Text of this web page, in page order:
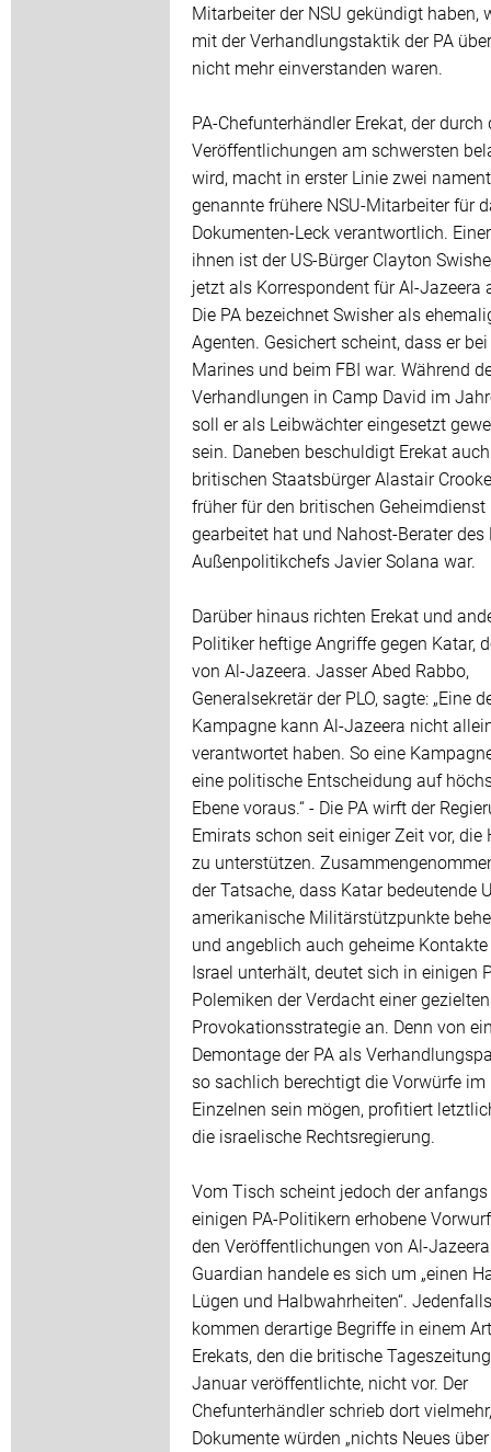
Mitarbeiter der NSU gekündigt haben,
mit der Verhandlungstaktik der PA
nicht mehr einverstanden waren.
PA-Chefunterhändler Erekat, der durch
Veröffentlichungen am schwersten
wird, macht in erster Linie zwei
genannte frühere NSU-Mitarbeiter für
Dokumenten-Leck verantwortlich.
ihnen ist der US-Bürger Clayton
jetzt als Korrespondent für Al-Jazeera
Die PA bezeichnet Swisher als
Agenten. Gesichert scheint, dass er
Marines und beim FBI war. Während
Verhandlungen in Camp David im
soll er als Leibwächter eingesetzt
sein. Daneben beschuldigt Erekat
britischen Staatsbürger Alastair
früher für den britischen Geheimdienst
gearbeitet hat und Nahost-Berater des
Außenpolitikchefs Javier Solana war.
Darüber hinaus richten Erekat und
Politiker heftige Angriffe gegen Katar,
von Al-Jazeera. Jasser Abed Rabbo,
Generalsekretär der PLO, sagte: „Eine
Kampagne kann Al-Jazeera nicht
verantwortet haben. So eine
eine politische Entscheidung auf
Ebene voraus.“ - Die PA wirft der
Emirats schon seit einiger Zeit vor, die
zu unterstützen.
der Tatsache, dass Katar bedeutende
amerikanische Militärstützpunkte
und angeblich auch geheime
Israel unterhält, deutet sich in einigen
Polemiken der Verdacht einer gezielten
Provokationsstrategie an. Denn von
Demontage der PA als
so sachlich berechtigt die Vorwürfe im
Einzelnen sein mögen, profitiert
die israelische Rechtsregierung.
Vom Tisch scheint jedoch der
einigen PA-Politikern erhobene
den Veröffentlichungen von Al-
Guardian handele es sich um „einen
Lügen und Halbwahrheiten“. Jedenfalls
kommen derartige Begriffe in einem
Erekats, den die britische
Januar veröffentlichte, nicht vor. Der
Chefunterhändler schrieb dort
Dokumente würden „nichts Neues